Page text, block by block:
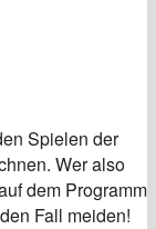
Spielen der
Wer also
dem Programm
Fall meiden!